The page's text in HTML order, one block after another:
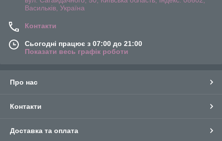
Васильків, Україна
Контакти
Сьогодні працює з 07:00 до 21:00
Показати весь графік роботи
Про нас
Контакти
Доставка та оплата